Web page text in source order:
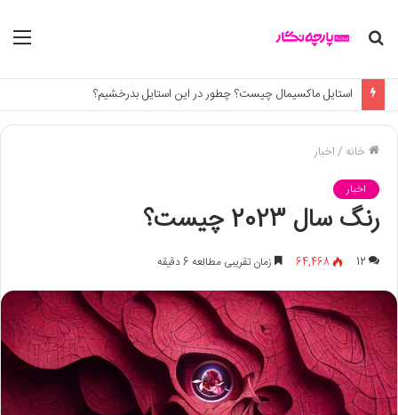
جستجو
استایل ماکسیمال چیست؟ چطور در این استایل بدرخشیم؟
خانه /اخبار
اخبار
رنگ سال 2023 چیست؟
12
64,468 زمان تقریبی مطالعه 6 دقیقه